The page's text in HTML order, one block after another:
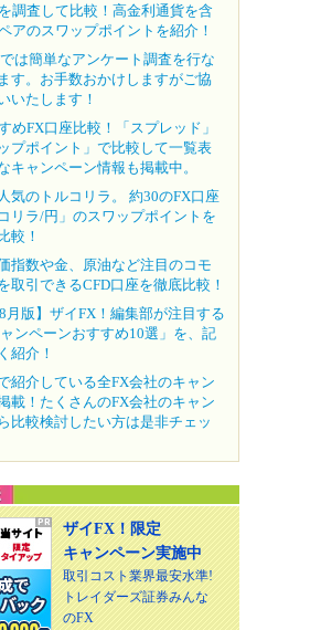
調査して比較！高金利通貨を含
アのスワップポイントを紹介！
は簡単なアンケート調査を行な
す。お手数おかけしますがご協
いたします！
めFX口座比較！「スプレッド」
プポイント」で比較して一覧表
キャンペーン情報も掲載中。
気のトルコリラ。 約30のFX口座
リラ/円」のスワップポイントを
較！
指数や金、原油など注目のコモ
取引できるCFD口座を徹底比較！
8月版】ザイFX！編集部が注目する
ャンペーンおすすめ10選」を、記
紹介！
紹介している全FX会社のキャン
載！たくさんのFX会社のキャン
比較検討したい方は是非チェッ
ザイFX！限定
キャンペーン実施中
取引コスト業界最安水準!
トレイダーズ証券みんな
のFX